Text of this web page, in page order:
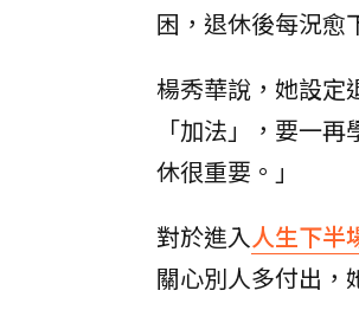
困，退休後每況愈
楊秀華說，她設定
「加法」，要一
休很重要。」
對於進入人生下半
關心別人多付出，